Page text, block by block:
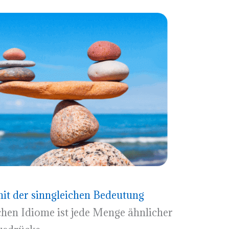
der sinngleichen Bedeutung
Idiome ist jede Menge ähnlicher